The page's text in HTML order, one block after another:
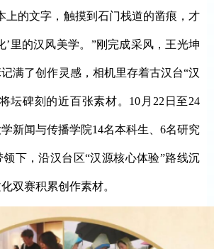
上的文字，触摸到石门栈道的凿痕，才
’里的汉风美学。”刚完成采风，王光坤
满了创作灵感，相机里存着古汉台“汉
坛碑刻的近百张素材。10月22日至24
新闻与传播学院14名本科生、6名研究
下，沿汉台区“汉源核心体验”路线沉
双赛积累创作素材。